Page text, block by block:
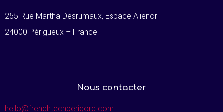
255 Rue Martha Desrumaux, Espace Alienor
24000 Périgueux – France
Nous contacter
hello@frenchtechperigord.com